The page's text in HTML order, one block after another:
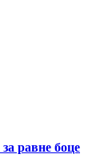
равне боце